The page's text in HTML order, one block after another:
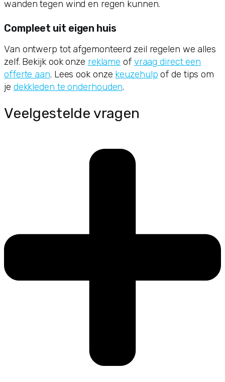
wanden tegen wind en regen kunnen.
Compleet uit eigen huis
Van ontwerp tot afgemonteerd zeil regelen we alles
zelf. Bekijk ook onze reklame of vraag direct een
offerte aan. Lees ook onze keuzehulp of de tips om
je dekkleden te onderhouden.
Veelgestelde vragen